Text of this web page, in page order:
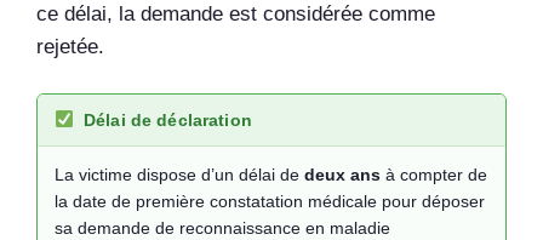
ce délai, la demande est considérée comme
rejetée.
Délai de déclaration
La victime dispose d’un délai de deux ans à compter de
la date de première constatation médicale pour déposer
sa demande de reconnaissance en maladie